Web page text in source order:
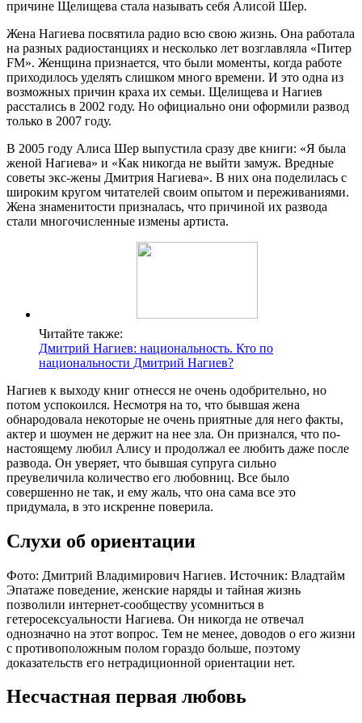
причине Щелищева стала называть себя Алисой Шер.
Жена Нагиева посвятила радио всю свою жизнь. Она работала
на разных радиостанциях и несколько лет возглавляла «Питер
FM». Женщина признается, что были моменты, когда работе
приходилось уделять слишком много времени. И это одна из
возможных причин краха их семьи. Щелищева и Нагиев
расстались в 2002 году. Но официально они оформили развод
только в 2007 году.
В 2005 году Алиса Шер выпустила сразу две книги: «Я была
женой Нагиева» и «Как никогда не выйти замуж. Вредные
советы экс-жены Дмитрия Нагиева». В них она поделилась с
широким кругом читателей своим опытом и переживаниями.
Жена знаменитости призналась, что причиной их развода
стали многочисленные измены артиста.
Читайте также:
Дмитрий Нагиев: национальность. Кто по
национальности Дмитрий Нагиев?
Нагиев к выходу книг отнесся не очень одобрительно, но
потом успокоился. Несмотря на то, что бывшая жена
обнародовала некоторые не очень приятные для него факты,
актер и шоумен не держит на нее зла. Он признался, что по-
настоящему любил Алису и продолжал ее любить даже после
развода. Он уверяет, что бывшая супруга сильно
преувеличила количество его любовниц. Все было
совершенно не так, и ему жаль, что она сама все это
придумала, в это искренне поверила.
Слухи об ориентации
Фото: Дмитрий Владимирович Нагиев. Источник: Владтайм
Эпатаже поведение, женские наряды и тайная жизнь
позволили интернет-сообществу усомниться в
гетеросексуальности Нагиева. Он никогда не отвечал
однозначно на этот вопрос. Тем не менее, доводов о его жизни
с противоположным полом гораздо больше, поэтому
доказательств его нетрадиционной ориентации нет.
Несчастная первая любовь